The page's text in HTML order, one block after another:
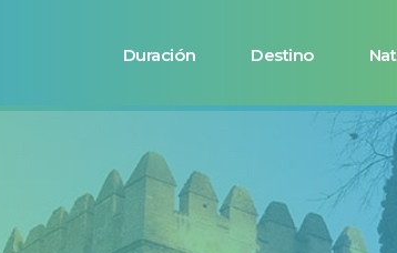
Duración Destino